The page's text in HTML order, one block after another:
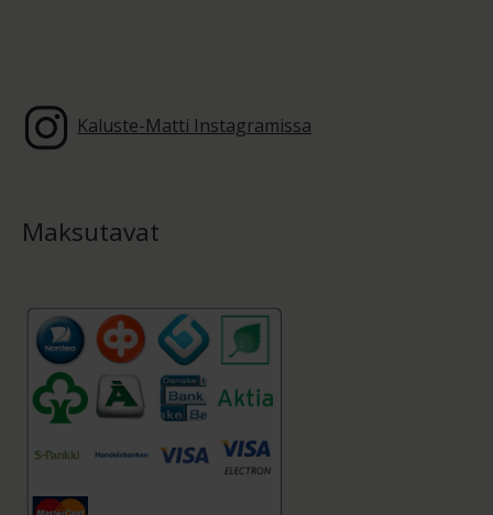
Kaluste-Matti Instagramissa
Maksutavat